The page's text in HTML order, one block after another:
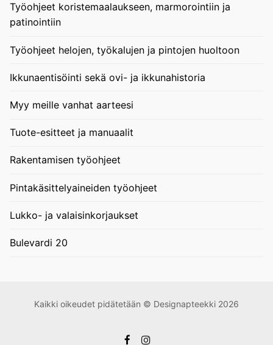
Työohjeet koristemaalaukseen, marmorointiin ja
patinointiin
Työohjeet helojen, työkalujen ja pintojen huoltoon
Ikkunaentisöinti sekä ovi- ja ikkunahistoria
Myy meille vanhat aarteesi
Tuote-esitteet ja manuaalit
Rakentamisen työohjeet
Pintakäsittelyaineiden työohjeet
Lukko- ja valaisinkorjaukset
Bulevardi 20
Kaikki oikeudet pidätetään © Designapteekki 2026